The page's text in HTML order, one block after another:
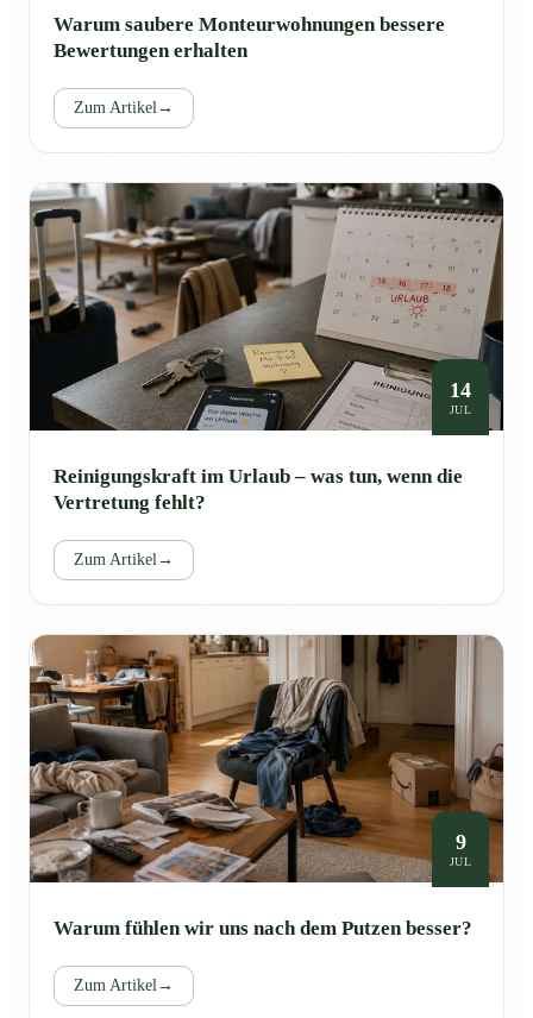
Warum saubere Monteurwohnungen bessere
Bewertungen erhalten
Zum Artikel→
14
JUL
Reinigungskraft im Urlaub – was tun, wenn die
Vertretung fehlt?
Zum Artikel→
9
JUL
Warum fühlen wir uns nach dem Putzen besser?
Zum Artikel→